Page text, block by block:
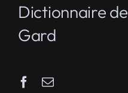
Dictionnaire
Gard